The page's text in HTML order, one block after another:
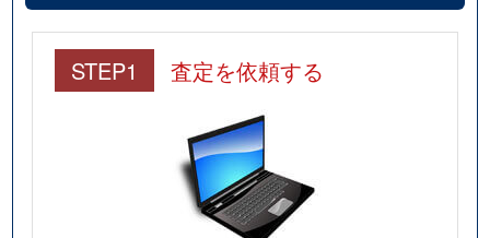
STEP1 査定を依頼する